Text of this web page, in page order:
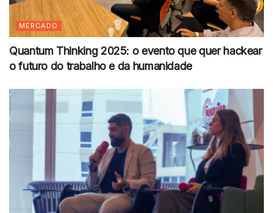
MERCADO
Quantum Thinking 2025: o evento que quer hackear
o futuro do trabalho e da humanidade